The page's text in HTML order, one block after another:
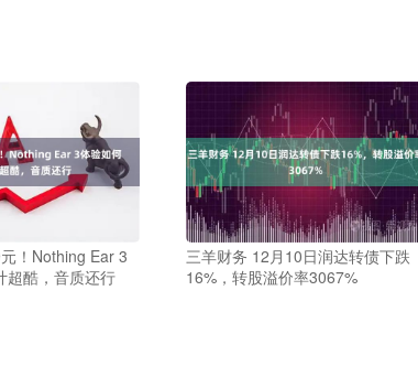
！Nothing Ear 3
超酷，音质还行
三羊财务 12月10日润达转债下跌
16%，转股溢价率3067%